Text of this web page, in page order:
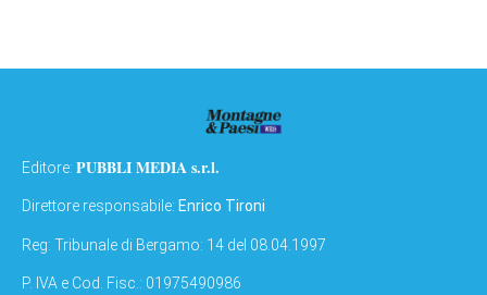
Editore: PUBBLI MEDIA s.r.l.
Direttore responsabile: Enrico Tironi
Reg: Tribunale di Bergamo: 14 del 08.04.1997
P. IVA e Cod. Fisc.: 01975490986